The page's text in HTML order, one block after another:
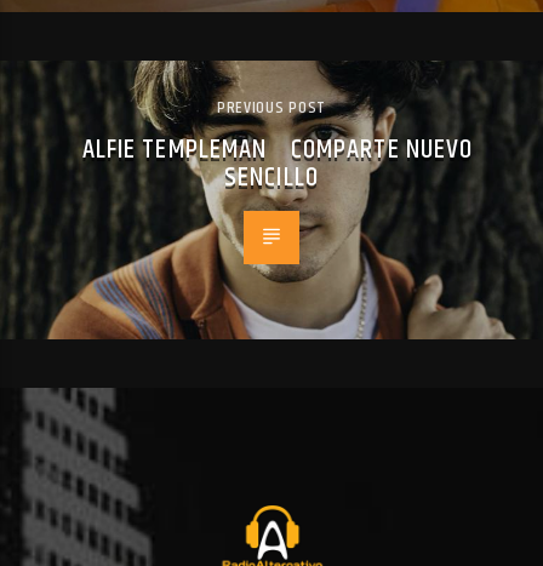
PREVIOUS POST
ALFIE TEMPLEMAN COMPARTE NUEVO
SENCILLO